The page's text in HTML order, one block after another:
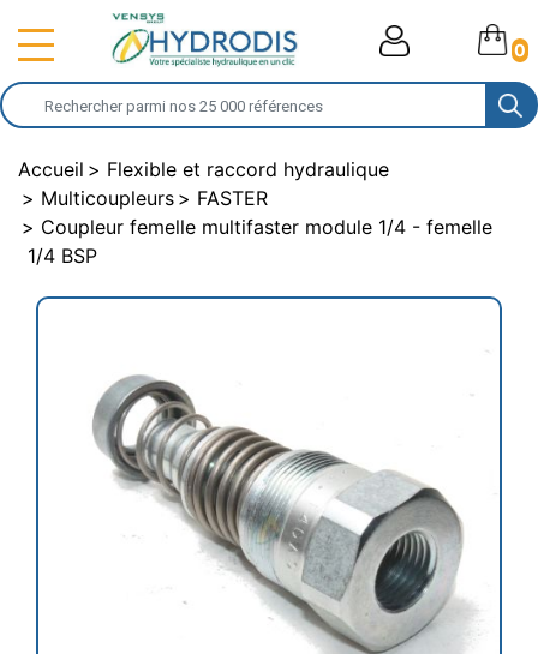
0
Accueil
Flexible et raccord hydraulique
Multicoupleurs
FASTER
Coupleur femelle multifaster module 1/4 - femelle
1/4 BSP